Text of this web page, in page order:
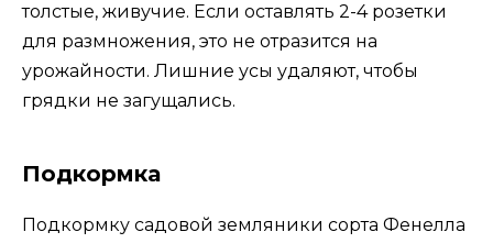
толстые, живучие. Если оставлять 2-4 розетки
для размножения, это не отразится на
урожайности. Лишние усы удаляют, чтобы
грядки не загущались.
Подкормка
Подкормку садовой земляники сорта Фенелла